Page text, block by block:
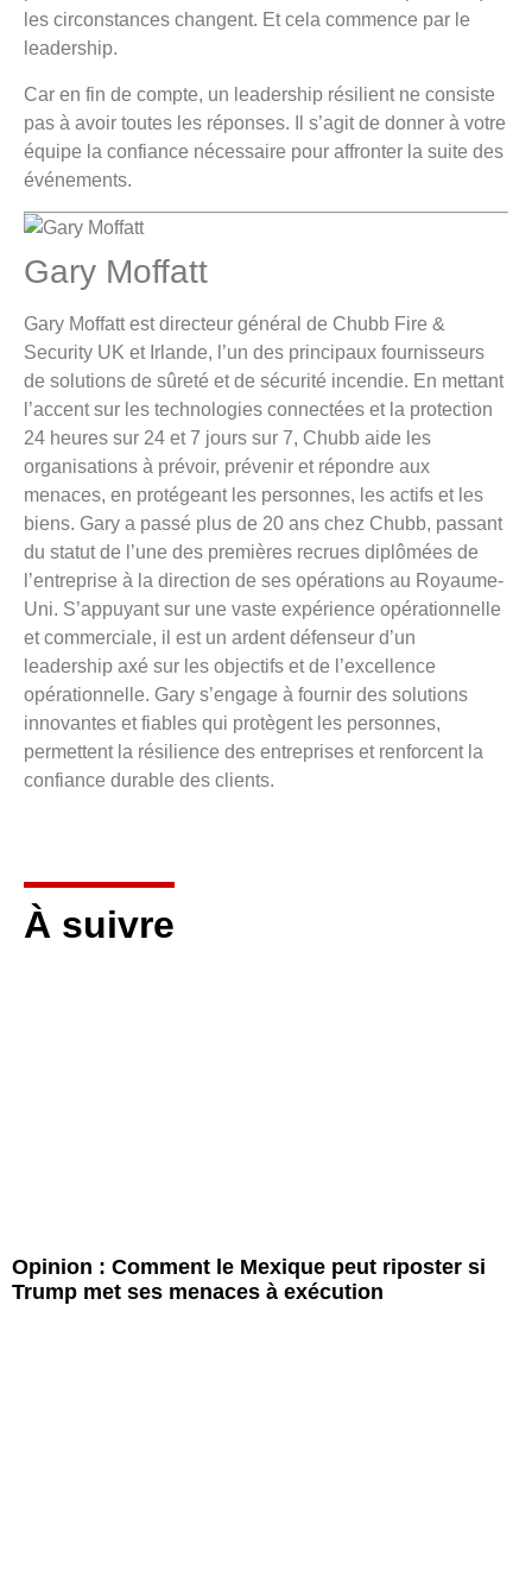
les circonstances changent. Et cela commence par le
leadership.
Car en fin de compte, un leadership résilient ne consiste
pas à avoir toutes les réponses. Il s’agit de donner à votre
équipe la confiance nécessaire pour affronter la suite des
événements.
Gary Moffatt
Gary Moffatt est directeur général de Chubb Fire &
Security UK et Irlande, l’un des principaux fournisseurs
de solutions de sûreté et de sécurité incendie. En mettant
l’accent sur les technologies connectées et la protection
24 heures sur 24 et 7 jours sur 7, Chubb aide les
organisations à prévoir, prévenir et répondre aux
menaces, en protégeant les personnes, les actifs et les
biens. Gary a passé plus de 20 ans chez Chubb, passant
du statut de l’une des premières recrues diplômées de
l’entreprise à la direction de ses opérations au Royaume-
Uni. S’appuyant sur une vaste expérience opérationnelle
et commerciale, il est un ardent défenseur d’un
leadership axé sur les objectifs et de l’excellence
opérationnelle. Gary s’engage à fournir des solutions
innovantes et fiables qui protègent les personnes,
permettent la résilience des entreprises et renforcent la
confiance durable des clients.
À suivre
Opinion : Comment le Mexique peut riposter si
Trump met ses menaces à exécution